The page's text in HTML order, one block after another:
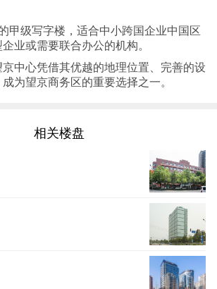
甲级写字楼，适合中小跨国企业中国区
业或需要联合办公的机构。
中心凭借其优越的地理位置、完善的设
为望京商务区的重要选择之一。
相关楼盘